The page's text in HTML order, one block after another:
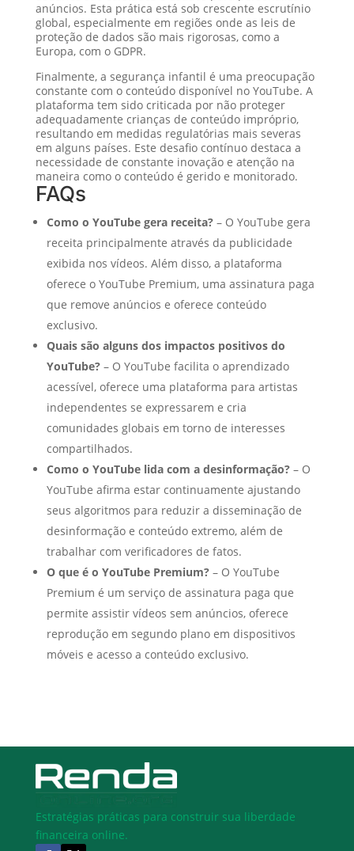
anúncios. Esta prática está sob crescente escrutínio
global, especialmente em regiões onde as leis de
proteção de dados são mais rigorosas, como a
Europa, com o GDPR.
Finalmente, a segurança infantil é uma preocupação
constante com o conteúdo disponível no YouTube. A
plataforma tem sido criticada por não proteger
adequadamente crianças de conteúdo impróprio,
resultando em medidas regulatórias mais severas
em alguns países. Este desafio contínuo destaca a
necessidade de constante inovação e atenção na
maneira como o conteúdo é gerido e monitorado.
FAQs
Como o YouTube gera receita?– O YouTube gera
receita principalmente através da publicidade
exibida nos vídeos. Além disso, a plataforma
oferece o YouTube Premium, uma assinatura paga
que remove anúncios e oferece conteúdo
exclusivo.
Quais são alguns dos impactos positivos do
YouTube?– O YouTube facilita o aprendizado
acessível, oferece uma plataforma para artistas
independentes se expressarem e cria
comunidades globais em torno de interesses
compartilhados.
Como o YouTube lida com a desinformação?– O
YouTube afirma estar continuamente ajustando
seus algoritmos para reduzir a disseminação de
desinformação e conteúdo extremo, além de
trabalhar com verificadores de fatos.
O que é o YouTube Premium?– O YouTube
Premium é um serviço de assinatura paga que
permite assistir vídeos sem anúncios, oferece
reprodução em segundo plano em dispositivos
móveis e acesso a conteúdo exclusivo.
Estratégias práticas para construir sua liberdade
financeira online.